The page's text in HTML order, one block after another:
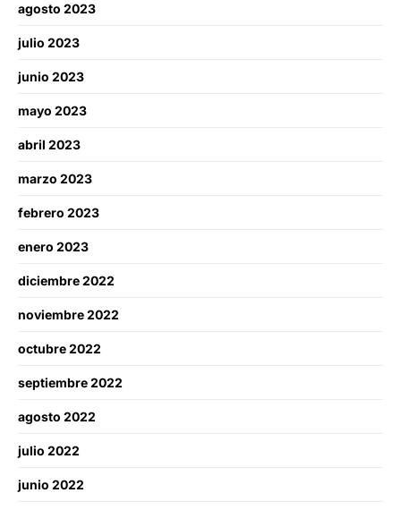
agosto 2023
julio 2023
junio 2023
mayo 2023
abril 2023
marzo 2023
febrero 2023
enero 2023
diciembre 2022
noviembre 2022
octubre 2022
septiembre 2022
agosto 2022
julio 2022
junio 2022